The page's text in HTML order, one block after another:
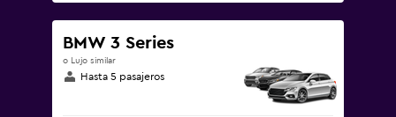
BMW 3 Series
o Lujo similar
Hasta 5 pasajeros